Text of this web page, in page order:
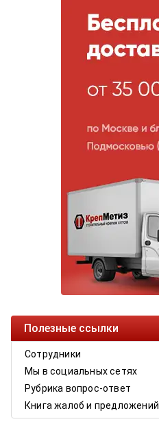
Полезные ссылки
Сотрудники
Мы в социальных сетях
Рубрика вопрос-ответ
Книга жалоб и предложений